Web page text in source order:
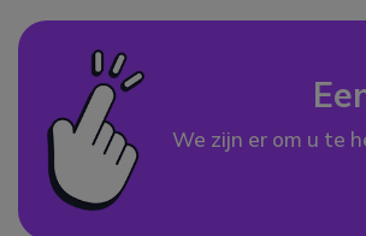
We zijn er om u te